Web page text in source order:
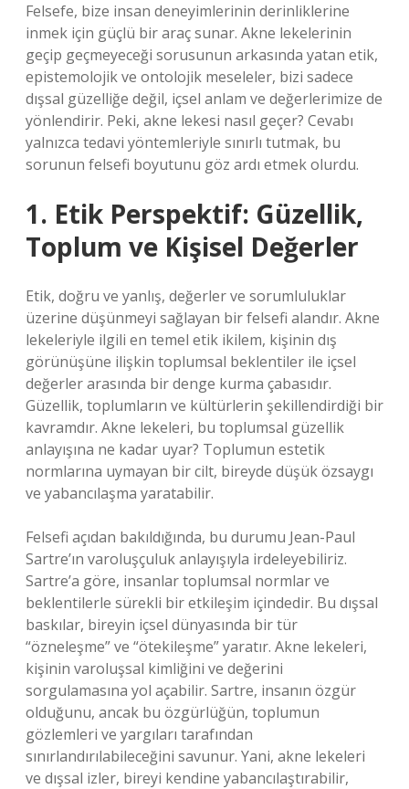
Felsefe, bize insan deneyimlerinin derinliklerine
inmek için güçlü bir araç sunar. Akne lekelerinin
geçip geçmeyeceği sorusunun arkasında yatan etik,
epistemolojik ve ontolojik meseleler, bizi sadece
dışsal güzelliğe değil, içsel anlam ve değerlerimize de
yönlendirir. Peki, akne lekesi nasıl geçer? Cevabı
yalnızca tedavi yöntemleriyle sınırlı tutmak, bu
sorunun felsefi boyutunu göz ardı etmek olurdu.
1. Etik Perspektif: Güzellik,
Toplum ve Kişisel Değerler
Etik, doğru ve yanlış, değerler ve sorumluluklar
üzerine düşünmeyi sağlayan bir felsefi alandır. Akne
lekeleriyle ilgili en temel etik ikilem, kişinin dış
görünüşüne ilişkin toplumsal beklentiler ile içsel
değerler arasında bir denge kurma çabasıdır.
Güzellik, toplumların ve kültürlerin şekillendirdiği bir
kavramdır. Akne lekeleri, bu toplumsal güzellik
anlayışına ne kadar uyar? Toplumun estetik
normlarına uymayan bir cilt, bireyde düşük özsaygı
ve yabancılaşma yaratabilir.
Felsefi açıdan bakıldığında, bu durumu Jean-Paul
Sartre’ın varoluşçuluk anlayışıyla irdeleyebiliriz.
Sartre’a göre, insanlar toplumsal normlar ve
beklentilerle sürekli bir etkileşim içindedir. Bu dışsal
baskılar, bireyin içsel dünyasında bir tür
“özneleşme” ve “ötekileşme” yaratır. Akne lekeleri,
kişinin varoluşsal kimliğini ve değerini
sorgulamasına yol açabilir. Sartre, insanın özgür
olduğunu, ancak bu özgürlüğün, toplumun
gözlemleri ve yargıları tarafından
sınırlandırılabileceğini savunur. Yani, akne lekeleri
ve dışsal izler, bireyi kendine yabancılaştırabilir,